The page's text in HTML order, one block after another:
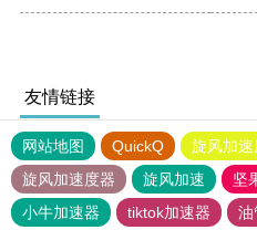
友情链接
网站地图 QuickQ 旋风加速
旋风加速度器
旋风加速 坚
小牛加速器
tiktok加速器 油